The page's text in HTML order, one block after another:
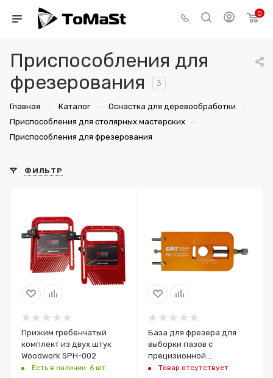
0
Приспособления для
фрезерования
3
Главная — Каталог — Оснастка для деревообработки —
Приспособления для столярных мастерских —
Приспособления для фрезерования
ФИЛЬТР
Прижим гребенчатый
комплект из двух штук
Woodwork SPH-002
Есть в наличии: 6 шт.
База для фрезера для
выборки пазов с
прецизионной
регулировкой CMT PGD-1
Товар отсутствует